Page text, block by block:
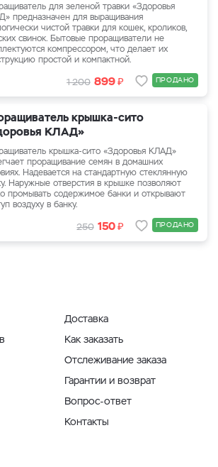
для зеленой травки «Здоровья
предназначен для выращивания
чистой травки для кошек, кроликов,
свинок. Бытовые проращиватели не
компрессором, что делает их
простой и компактной.
1 200 899₽ ПРОДАНО
крышка-сито
КЛАД»
крышка-сито «Здоровья КЛАД»
проращивание семян в домашних
Надевается на стандартную стеклянную
Наружные отверстия в крышке позволяют
промывать содержимое банки и открывают
воздуху в банку.
250 150₽ ПРОДАНО
Доставка
Как заказать
Отслеживание заказа
Гарантии и возврат
Вопрос-ответ
Контакты